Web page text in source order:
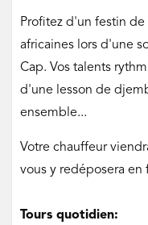
‌Profitez d'un festin de
africaines lors d'une
Cap. Vos talents
d'une lesson de
ensemble...
Votre chauffeur
vous y redéposera en
Tours quotidien: